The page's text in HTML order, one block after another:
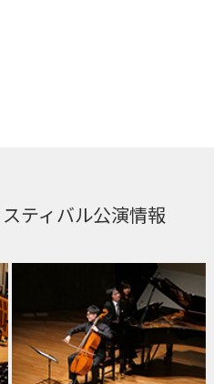
ティバル公演情報